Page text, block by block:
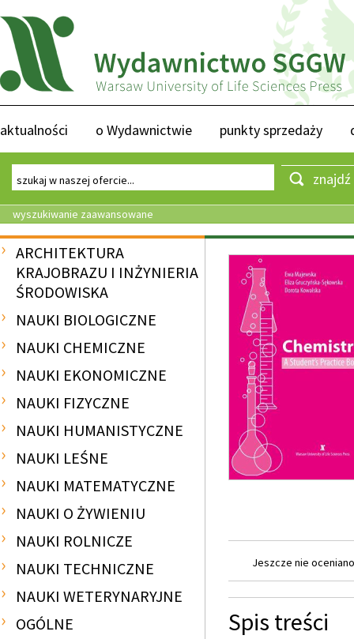
aktualności o Wydawnictwie punkty sprzedaży
znajdź
wyszukiwanie zaawansowane
ARCHITEKTURA
KRAJOBRAZU I INŻYNIERIA
ŚRODOWISKA
NAUKI BIOLOGICZNE
NAUKI CHEMICZNE
NAUKI EKONOMICZNE
NAUKI FIZYCZNE
NAUKI HUMANISTYCZNE
NAUKI LEŚNE
NAUKI MATEMATYCZNE
NAUKI O ŻYWIENIU
NAUKI ROLNICZE
NAUKI TECHNICZNE
NAUKI WETERYNARYJNE
OGÓLNE
Jeszcze nie
Spis treści